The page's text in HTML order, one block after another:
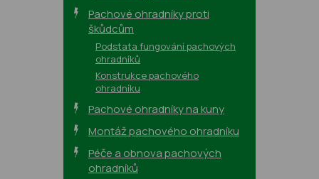
Pachové ohradníky proti
škůdcům
Podstata fungování pachových
ohradníků
Konstrukce pachového
ohradníku
Pachové ohradníky na kuny
Montáž pachového ohradníku
Péče a obnova pachových
ohradníků